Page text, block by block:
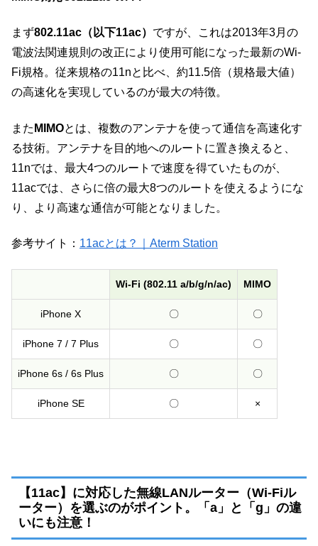
まず802.11ac（以下11ac） ですが、これは2013年3月の
電波法関連規則の改正により使用可能になった最新のWi-
Fi規格。従来規格の11nと比べ、約11.5倍（規格最大値）
の高速化を実現しているのが最大の特徴。
また MIMOとは、複数のアンテナを使って通信を高速化す
る技術。アンテナを目的地へのルートに置き換えると、
11nでは、最大4つのルートで速度を得ていたものが、
11acでは、さらに倍の最大8つのルートを使えるようにな
り、より高速な通信が可能となりました。
参考サイト： 11acとは？｜Aterm Station
Wi-Fi (802.11 a/b/g/n/ac) MIMO
iPhone X 〇 〇
iPhone 7 / 7 Plus 〇 〇
iPhone 6s / 6s Plus 〇 〇
iPhone SE 〇 ×
【11ac】に対応した無線LANルーター（Wi-Fiル
ーター）を選ぶのがポイント。「a」と「g」の違
いにも注意！